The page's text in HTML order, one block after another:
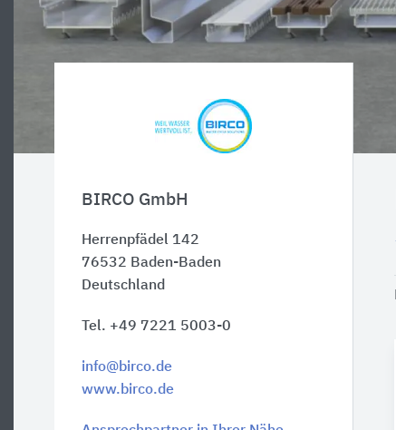
BIRCO GmbH
Herrenpfädel 142
76532 Baden-Baden
Deutschland
Tel. +49 7221 5003-0
info@birco.de
www.birco.de